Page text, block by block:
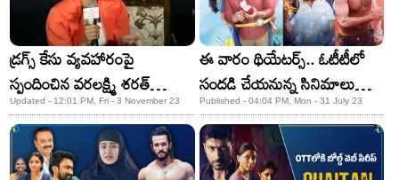
డ్రగ్స్ కేసు వ్యవహారంపై
స్పందించిన వరలక్ష్మి శరత్​
కుమార్!
Updated - 12:01 PM, Fri - 3 November 23
ఈ వారం థియేటర్స్.. ఓటీటీలో
సందడి చేయనున్న సినిమాలు
ఇవే..!
Published - 04:04 PM, Mon - 31 July 23